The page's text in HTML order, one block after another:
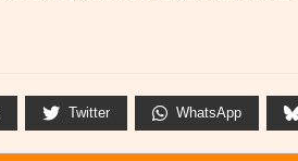
Twitter WhatsApp